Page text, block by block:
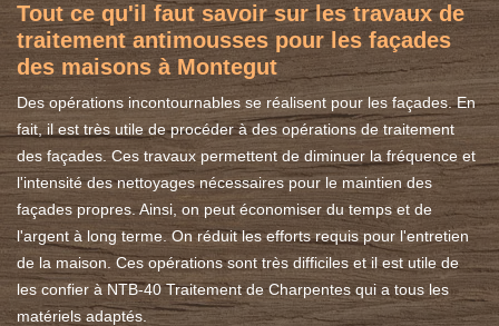
Tout ce qu'il faut savoir sur les travaux de
traitement antimousses pour les façades
des maisons à Montegut
Des opérations incontournables se réalisent pour les façades. En
fait, il est très utile de procéder à des opérations de traitement
des façades. Ces travaux permettent de diminuer la fréquence et
l'intensité des nettoyages nécessaires pour le maintien des
façades propres. Ainsi, on peut économiser du temps et de
l'argent à long terme. On réduit les efforts requis pour l'entretien
de la maison. Ces opérations sont très difficiles et il est utile de
les confier à NTB-40 Traitement de Charpentes qui a tous les
matériels adaptés.